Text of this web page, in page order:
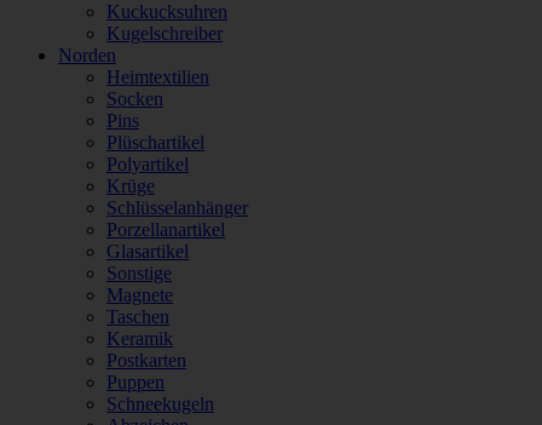
Kuckucksuhren
Kugelschreiber
Norden
Heimtextilien
Socken
Pins
Plüschartikel
Polyartikel
Krüge
Schlüsselanhänger
Porzellanartikel
Glasartikel
Sonstige
Magnete
Taschen
Keramik
Postkarten
Puppen
Schneekugeln